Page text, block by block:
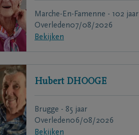
Marche-En-Famenne - 102 jaar
Overleden07/08/2026
Bekijken
Hubert DHOOGE
Brugge - 85 jaar
Overleden06/08/2026
Bekijken